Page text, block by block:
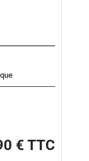
€ TTC